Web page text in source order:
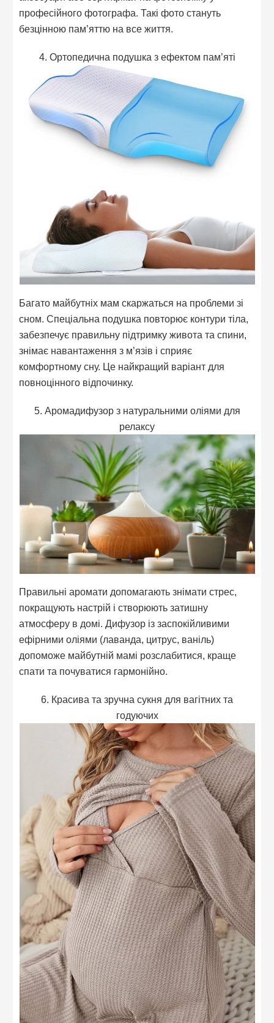
професійного фотографа. Такі фото стануть
безцінною пам’яттю на все життя.
4. Ортопедична подушка з ефектом пам’яті
Багато майбутніх мам скаржаться на проблеми зі
сном. Спеціальна подушка повторює контури тіла,
забезпечує правильну підтримку живота та спини,
знімає навантаження з м’язів і сприяє
комфортному сну. Це найкращий варіант для
повноцінного відпочинку.
5. Аромадифузор з натуральними оліями для
релаксу
Правильні аромати допомагають знімати стрес,
покращують настрій і створюють затишну
атмосферу в домі. Дифузор із заспокійливими
ефірними оліями (лаванда, цитрус, ваніль)
допоможе майбутній мамі розслабитися, краще
спати та почуватися гармонійно.
6. Красива та зручна сукня для вагітних та
годуючих